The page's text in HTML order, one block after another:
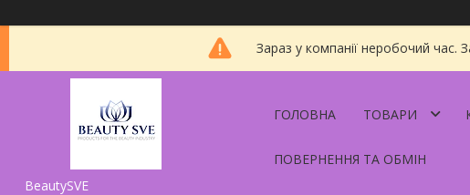
Зараз у компанії неробочий
BeautySVE
ГОЛОВНА ТОВАРИ
ПОВЕРНЕННЯ ТА ОБМІН